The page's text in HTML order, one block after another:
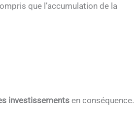
que l’accumulation de la
investissementsen conséquence.